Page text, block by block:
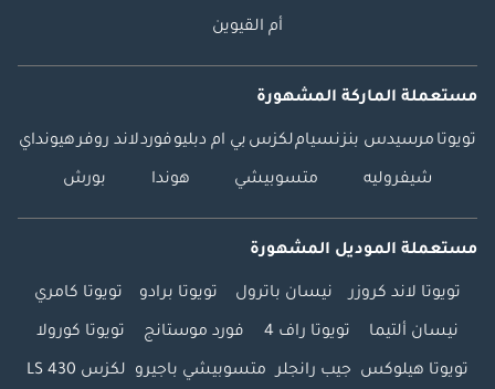
أم القيوين
مستعملة الماركة المشهورة
تويوتا مرسيدس بنزنسياملكزس بي ام دبليوفوردلاند روفرهيونداي
شيفروليه متسوبيشي هوندا بورش
مستعملة الموديل المشهورة
تويوتا لاند كروزر نيسان باترول تويوتا برادو تويوتا كامري
نيسان ألتيما تويوتا راف 4 فورد موستانج تويوتا كورولا
تويوتا هيلوكس جيب رانجلر متسوبيشي باجيرو لكزس LS 430